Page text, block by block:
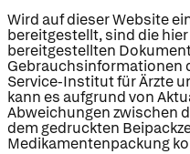
Wird auf dieser Website
bereitgestellt, sind die
bereitgestellten
Gebrauchsinformationen
Service-Institut für Ärzte
kann es aufgrund von
Abweichungen zwischen
dem gedruckten
Medikamentenpackung